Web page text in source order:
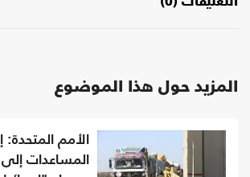
المزيد حول هذا الموضوع
الأمم المتحدة:
المساعدات